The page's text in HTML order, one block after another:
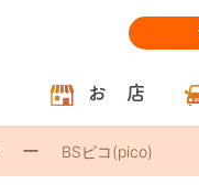
お 店
BSピコ(pico)